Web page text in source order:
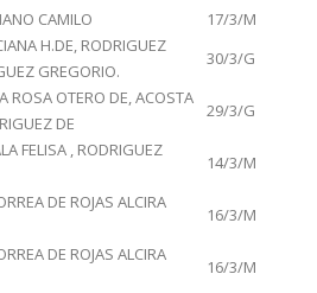
CAMILO
17/3/M
H.DE, RODRIGUEZ
GREGORIO.
30/3/G
ROSA OTERO DE, ACOSTA
DE
29/3/G
FELISA , RODRIGUEZ
14/3/M
DE ROJAS ALCIRA
16/3/M
DE ROJAS ALCIRA
16/3/M